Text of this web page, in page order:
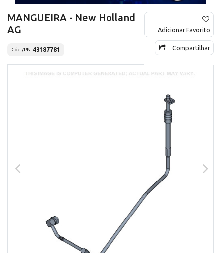
MANGUEIRA - New Holland
AG
Cód./PN 48187781
Adicionar Favorito
Compartilhar